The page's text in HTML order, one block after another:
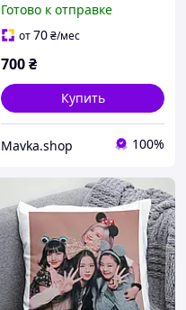
Готово к отправке
от70₴/мес
700₴
Купить
Mavkа.shop 100%